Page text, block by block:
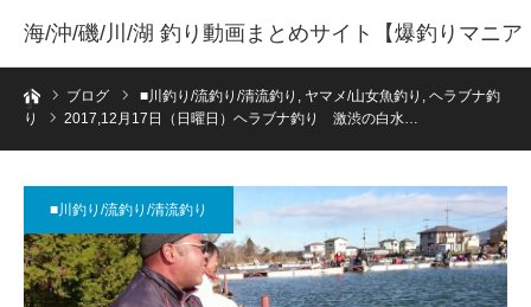
海/沖/磯/川/湖 釣り動画まとめサイト【爆釣りマニア
】ホームブログ ■川釣り/流釣り/清流釣り , ヤマメ/山女魚釣り , ヘラブナ釣
り
2017,12月17日（日曜日）ヘラブナ釣り 激渋の白水…
■川釣り/流釣り/清流釣り